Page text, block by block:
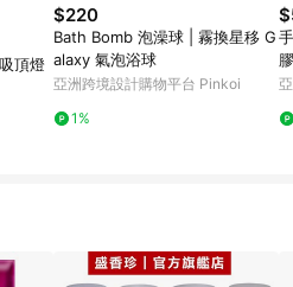
頂燈
$220
Bath Bomb 泡澡球 | 霧換星移 G
alaxy 氣泡浴球
亞洲跨境設計購物平台 Pinkoi
1%